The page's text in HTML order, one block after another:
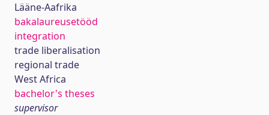
Lääne-Aafrika
bakalaureusetööd
integration
trade liberalisation
regional trade
West Africa
bachelor's theses
supervisor